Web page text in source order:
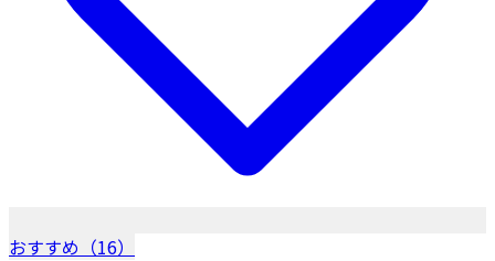
おすすめ（16）